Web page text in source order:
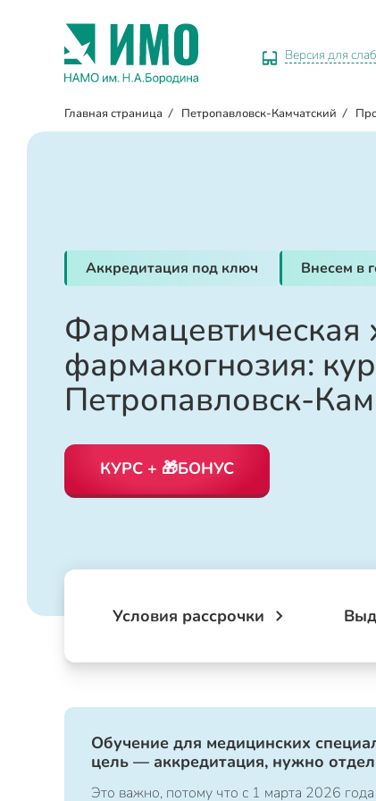
Версия для
Главная страница / Петропавловск-Камчатский /
Аккредитация под ключ Внесем в
Фармацевтическая
фармакогнозия:
Петропавловск-
КУРС + 🎁БОНУС
Условия рассрочки
Обучение для медицинских
цель — аккредитация, нужно
Это важно, потому что с 1 марта 2026